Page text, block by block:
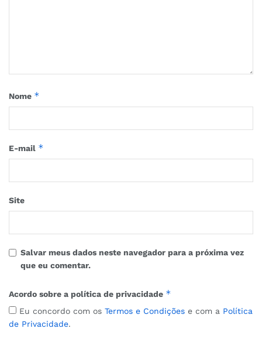
Nome *
E-mail *
Site
Salvar meus dados neste navegador para a próxima vez
que eu comentar.
Acordo sobre a política de privacidade *
Eu concordo com os Termos e Condições e com a Política
de Privacidade.